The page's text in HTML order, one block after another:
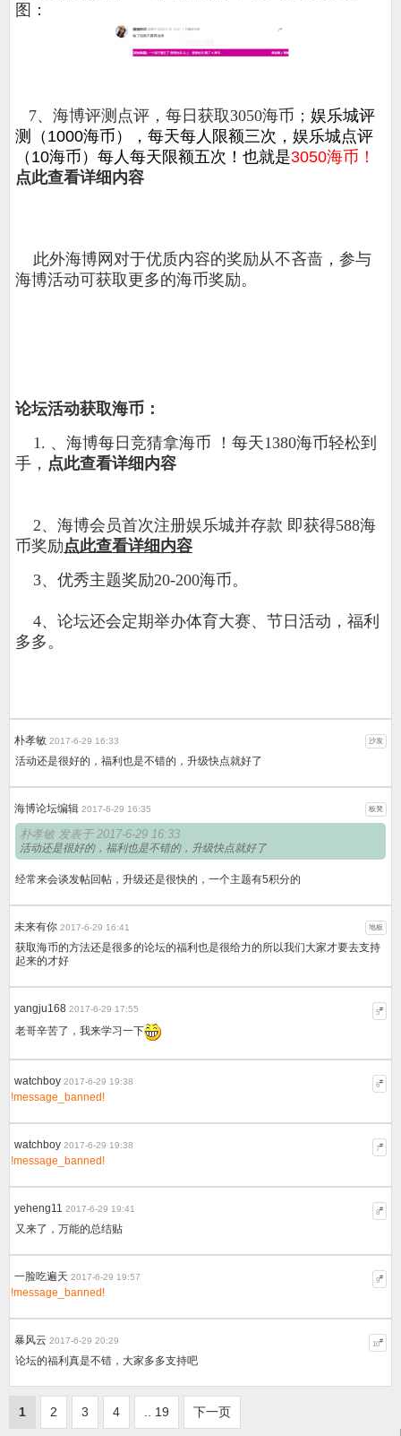
图：
7、 海博评测点评，每日获取3050海币； 娱乐城评
测（1000海币），每天每人限额三次，娱乐城点评
（10海币）每人每天限额五次！也就是3050海币！
点此查看详细内容
此外海博网对于优质内容的奖励从不吝啬，参与
海博活动可获取更多的海币奖励。
论坛活动获取海币：
1. 、海博每日竞猜拿海币 ！每天1380海币轻松到
手， 点此查看详细内容
2、海博会员首次注册娱乐城并存款 即获得588海
币奖励点此查看详细内容
3、 优秀主题奖励20-200海币。
4、论坛还会定期举办体育大赛、节日活动，福利
多多。
沙发
朴孝敏 2017-6-29 16:33
活动还是很好的，福利也是不错的，升级快点就好了
板凳
海博论坛编辑 2017-6-29 16:35
朴孝敏 发表于 2017-6-29 16:33
活动还是很好的，福利也是不错的，升级快点就好了
经常来会谈发帖回帖，升级还是很快的，一个主题有5积分的
地板
未来有你 2017-6-29 16:41
获取海币的方法还是很多的论坛的福利也是很给力的所以我们大家才要去支持
起来的才好
5#
yangju168 2017-6-29 17:55
老哥辛苦了，我来学习一下
6#
watchboy 2017-6-29 19:38
!message_banned!
7#
watchboy 2017-6-29 19:38
!message_banned!
8#
yeheng11 2017-6-29 19:41
又来了，万能的总结贴
9#
一脸吃遍天 2017-6-29 19:57
!message_banned!
10#
暴风云 2017-6-29 20:29
论坛的福利真是不错，大家多多支持吧
1 2 3 4 .. 19 下一页